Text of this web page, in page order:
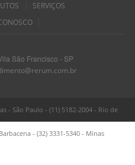
SERVIÇOS
São Francisco - SP
- São Paulo - (11) 5182-2004 - Rio de
- (32) 3331-5340 - Minas